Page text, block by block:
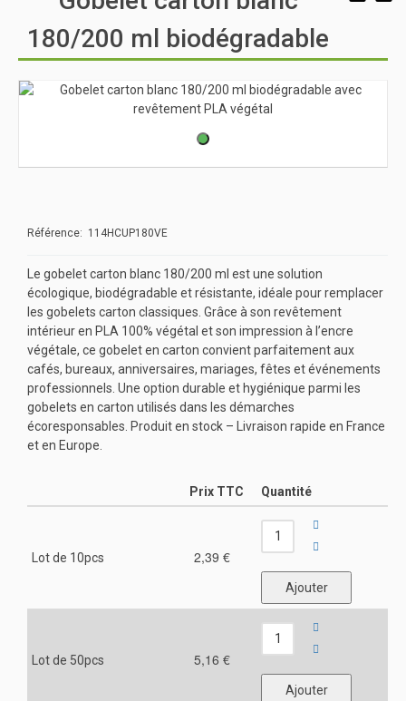
180/200 ml biodégradable
Référence: 114HCUP180VE
Le gobelet carton blanc 180/200 ml est une solution
écologique, biodégradable et résistante, idéale pour remplacer
les gobelets carton classiques. Grâce à son revêtement
intérieur en PLA 100% végétal et son impression à l’encre
végétale, ce gobelet en carton convient parfaitement aux
cafés, bureaux, anniversaires, mariages, fêtes et événements
professionnels. Une option durable et hygiénique parmi les
gobelets en carton utilisés dans les démarches
écoresponsables. Produit en stock – Livraison rapide en France
et en Europe.
Prix TTC Quantité
Lot de 10pcs 2,39 €
Lot de 50pcs 5,16 €